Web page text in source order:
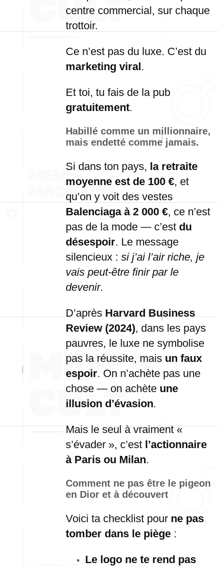
centre commercial, sur chaque
trottoir.
Ce n’est pas du luxe. C’est du
marketing viral.
Et toi, tu fais de la pub
gratuitement.
Habillé comme un millionnaire,
mais endetté comme jamais.
Si dans ton pays, la retraite
moyenne est de 100 €, et
qu’on y voit des vestes
Balenciaga à 2 000 €, ce n’est
pas de la mode — c’est du
désespoir. Le message
silencieux : si j’ai l’air riche, je
vais peut-être finir par le
devenir.
D’après Harvard Business
Review (2024), dans les pays
pauvres, le luxe ne symbolise
pas la réussite, mais un faux
espoir. On n’achète pas une
chose — on achète une
illusion d’évasion.
Mais le seul à vraiment «
s’évader », c’est l’actionnaire
à Paris ou Milan.
Comment ne pas être le pigeon
en Dior et à découvert
Voici ta checklist pour ne pas
tomber dans le piège :
Le logo ne te rend pas